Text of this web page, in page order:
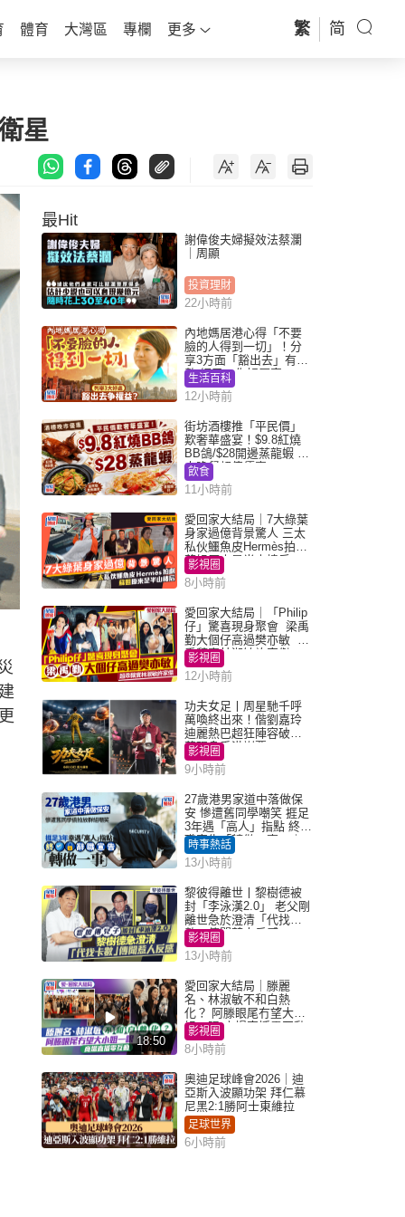
體育 大灣區 專欄 更多 繁 简
星
最Hit
謝偉俊夫婦擬效法蔡瀾
｜周顯
投資理財
22小時前
內地媽居港心得「不要
臉的人得到一切」！分
享3方面「豁出去」有著
數 網民：你好厲害
生活百科
12小時前
街坊酒樓推「平民價」
歎奢華盛宴！$9.8紅燒
BB鴿/$28開邊蒸龍蝦 3
大晚餐超值優惠
飲食
11小時前
愛回家大結局｜7大綠葉
身家過億背景驚人 三太
私伙鱷魚皮Hermès拍劇
蘇姐原來是半山樓后
影視圈
8小時前
愛回家大結局｜「Philip
仔」驚喜現身聚會 梁禹
勤大個仔高過樊亦敏 超
乖黐實林淑敏許家傑
影視圈
12小時前
功夫女足丨周星馳千呼
萬喚終出來！偕劉嘉玲
迪麗熱巴超狂陣容破天
荒現身香港謝票
影視圈
9小時前
27歲港男家道中落做保
安 慘遭舊同學嘲笑 捱足
3年遇「高人」指點 終辭
職宣告「轉做一事」｜
Juicy叮
時事熱話
13小時前
黎彼得離世丨黎樹德被
封「李泳漢2.0」 老父剛
離世急於澄清「代找卡
數」傳聞惹人反感
影視圈
13小時前
18:50
愛回家大結局｜滕麗
名、林淑敏不和白熱
化？ 阿滕眼尾冇望大小
姐一眼 商場直播零互動
影視圈
8小時前
奧迪足球峰會2026｜迪
亞斯入波顯功架 拜仁慕
尼黑2:1勝阿士東維拉
足球世界
6小時前